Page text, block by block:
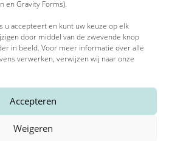
en Gravity Forms).
u accepteert en kunt uw keuze op elk
door middel van de zwevende knop
in beeld. Voor meer informatie over alle
verwerken, verwijzen wij naar onze
Accepteren
Weigeren